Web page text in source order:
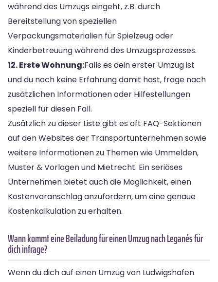
während des Umzugs eingeht, z.B. durch
Bereitstellung von speziellen
Verpackungsmaterialien für Spielzeug oder
Kinderbetreuung während des Umzugsprozesses.
12. Erste Wohnung:Falls es dein erster Umzug ist
und du noch keine Erfahrung damit hast, frage nach
zusätzlichen Informationen oder Hilfestellungen
speziell für diesen Fall.
Zusätzlich zu dieser Liste gibt es oft FAQ-Sektionen
auf den Websites der Transportunternehmen sowie
weitere Informationen zu Themen wie Ummelden,
Muster & Vorlagen und Mietrecht. Ein seriöses
Unternehmen bietet auch die Möglichkeit, einen
Kostenvoranschlag anzufordern, um eine genaue
Kostenkalkulation zu erhalten.
Wann kommt eine Beiladung für einen Umzug nach Leganés für
dich infrage?
Wenn du dich auf einen Umzug von Ludwigshafen